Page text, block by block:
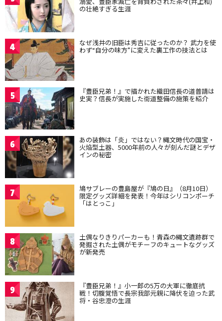
の壮絶すぎる生涯
4 なぜ浅井の旧臣は秀吉に従ったのか？ 武力を使
わず“自分の味方”に変えた裏工作の技法とは
5 『豊臣兄弟！』で描かれた織田信長の道普請は
史実？信長が実施した街道整備の施策を紹介
6 あの装飾は「炎」ではない？縄文時代の国宝・
火焔型土器、5000年前の人々が刻んだ謎とデザ
インの秘密
7 鳩サブレーの豊島屋が『鳩の日』（8月10日）
限定グッズ詳細を発表！今年はシリコンポーチ
「はとっこ」
8 土偶なりきりパーカーも！青森の縄文遺跡群で
発掘された土偶がモチーフのキュートなグッズ
が新発売
9 『豊臣兄弟！』小一郎の5万の大軍に徹底抗
戦！切腹覚悟で長宗我部元親に降伏を迫った武
将・谷忠澄の生涯